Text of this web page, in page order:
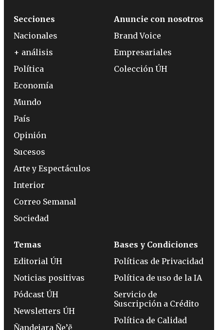
Secciones
Nacionales
+ análisis
Política
Economía
Mundo
País
Opinión
Sucesos
Arte y Espectáculos
Interior
Correo Semanal
Sociedad
Anuncie con nosotros
Brand Voice
Empresariales
Colección ÚH
Temas
Editorial ÚH
Noticias positivas
Pódcast ÚH
Newsletters ÚH
Ñandejara Ñe’ẽ
Bases y Condiciones
Políticas de Privacidad
Política de uso de la IA
Servicio de
Suscripción a Crédito
Política de Calidad